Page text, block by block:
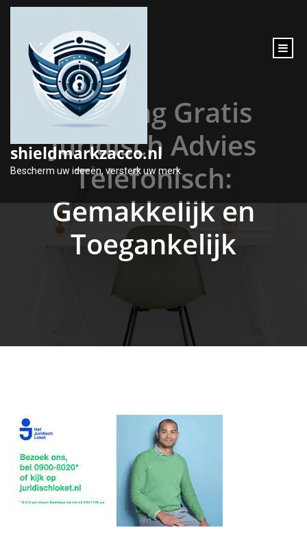
inhoud
shieldmarkzacco.nl
Bescherm uw ideeën, versterk uw merk.
Ontvang Gratis
Juridisch Advies
Telefonisch:
Gemakkelijk en
Toegankelijk